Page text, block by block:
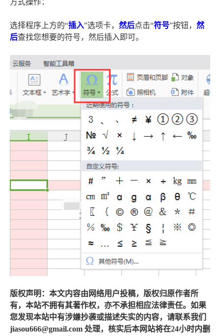
方式操作：
选择程序上方的“插入”选项卡， 然后点击“符号”按钮， 然
后查找您想要的符号，然后插入即可。
版权声明：本文内容由网络用户投稿，版权归原作者所
有，本站不拥有其著作权，亦不承担相应法律责任。如果
您发现本站中有涉嫌抄袭或描述失实的内容，请联系我们
jiasou666@gmail.com 处理，核实后本网站将在24小时内删